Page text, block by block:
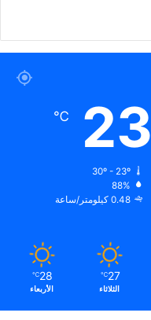
23
℃
30º - 23º
88%
0.48 كيلومتر/ساعة
27
℃
الثلاثاء
28
℃
الأربعاء